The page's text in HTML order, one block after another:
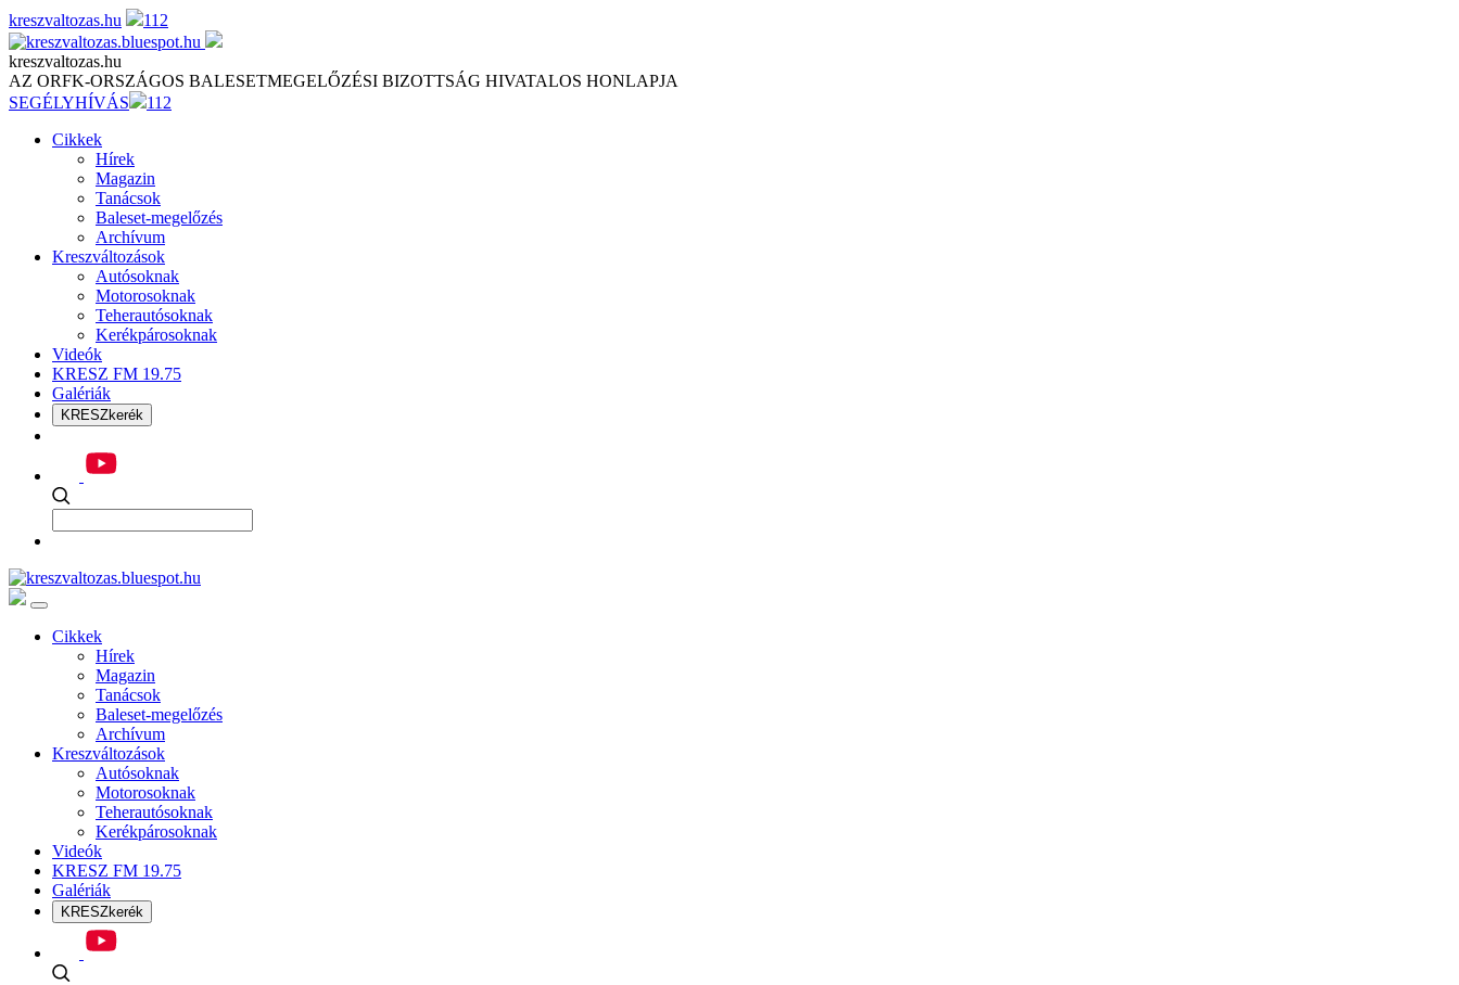
Skip
to
content
kreszvaltozas.hu 112
kreszvaltozas.hu
AZ ORFK-ORSZÁGOS BALESETMEGELŐZÉSI BIZOTTSÁG HIVATALOS HONLAPJA
SEGÉLYHÍVÁS
112
Cikkek
Hírek
Magazin
Tanácsok
Baleset-megelőzés
Archívum
Kreszváltozások
Autósoknak
Motorosoknak
Teherautósoknak
Kerékpárosoknak
Videók
KRESZ FM 19.75
Galériák
KRESZkerék
Cikkek
Hírek
Magazin
Tanácsok
Baleset-megelőzés
Archívum
Kreszváltozások
Autósoknak
Motorosoknak
Teherautósoknak
Kerékpárosoknak
Videók
KRESZ FM 19.75
Galériák
KRESZkerék